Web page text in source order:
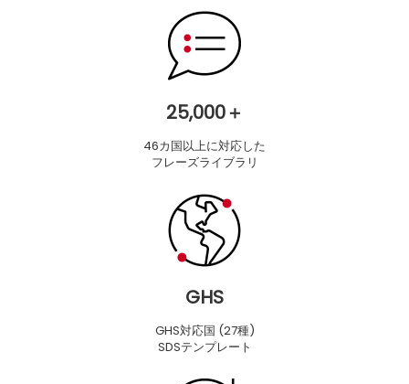
25,000＋
46カ国以上に対応した
フレーズライブラリ
GHS
GHS対応国 (27種)
SDSテンプレート